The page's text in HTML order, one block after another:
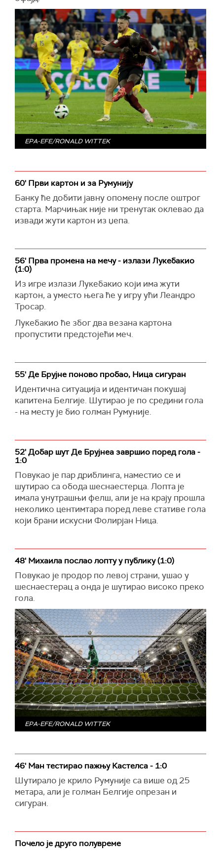
EPA-EFE/RONALD WITTEK
60' Први картон и за Румунију
Банку ће добити јавну опомену после оштрог
старта. Марчињак није ни тренутак оклевао да
извади жути картон из џепа.
56' Прва промена на мечу - излази Лукебакио
(1:0)
Из игре излази Лукебакио који има жути
картон, а уместо њега ће у игру ући Леандро
Тросар.
Лукебакио ће због два везана картона
пропустити предстојећи меч.
55' Де Брујне поново пробао, Ница сигуран
Идентична ситуација и идентичан покушај
капитена Белгије. Шутирао је по средини гола
- на месту је био голман Румуније.
52' Добар шут Де Брујнеа завршио поред гола -
1:0
Повукао је пар дриблинга, наместио се и
шутирао са обода шеснаестерца. Лопта је
имала унутрашњи фелш, али је на крају прошла
неколико центимтара поред леве стативе гола
који брани искусни Фолирјан Ница.
48' Михаила послао лопту у публику (1:0)
Повукао је продор по левој страни, ушао у
шеснаестерац а онда је шутирао високо преко
гола.
EPA-EFE/RONALD WITTEK
46' Ман тестирао пажњу Кастелса - 1:0
Шутирало је крило Румуније са више од 25
метара, али је голман Белгије опрезан и
сигуран.
Почело је друго полувреме